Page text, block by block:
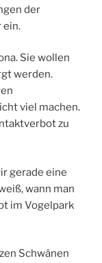
der
ein.
Sie wollen
werden.
viel machen.
zu
gerade eine
wann man
im Vogelpark
Schwänen